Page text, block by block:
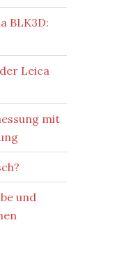
BLK3D:
Leica
mit
und